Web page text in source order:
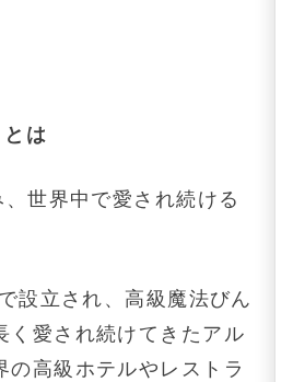
は
世界中で愛され続ける
設立され、高級魔法びん
く愛され続けてきたアル
の高級ホテルやレストラ